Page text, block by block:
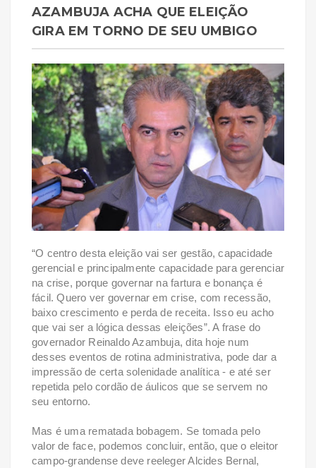
AZAMBUJA ACHA QUE ELEIÇÃO
GIRA EM TORNO DE SEU UMBIGO
“O centro desta eleição vai ser gestão, capacidade
gerencial e principalmente capacidade para gerenciar
na crise, porque governar na fartura e bonança é
fácil. Quero ver governar em crise, com recessão,
baixo crescimento e perda de receita. Isso eu acho
que vai ser a lógica dessas eleições”. A frase do
governador Reinaldo Azambuja, dita hoje num
desses eventos de rotina administrativa, pode dar a
impressão de certa solenidade analítica - e até ser
repetida pelo cordão de áulicos que se servem no
seu entorno.
Mas é uma rematada bobagem. Se tomada pelo
valor de face, podemos concluir, então, que o eleitor
campo-grandense deve reeleger Alcides Bernal,